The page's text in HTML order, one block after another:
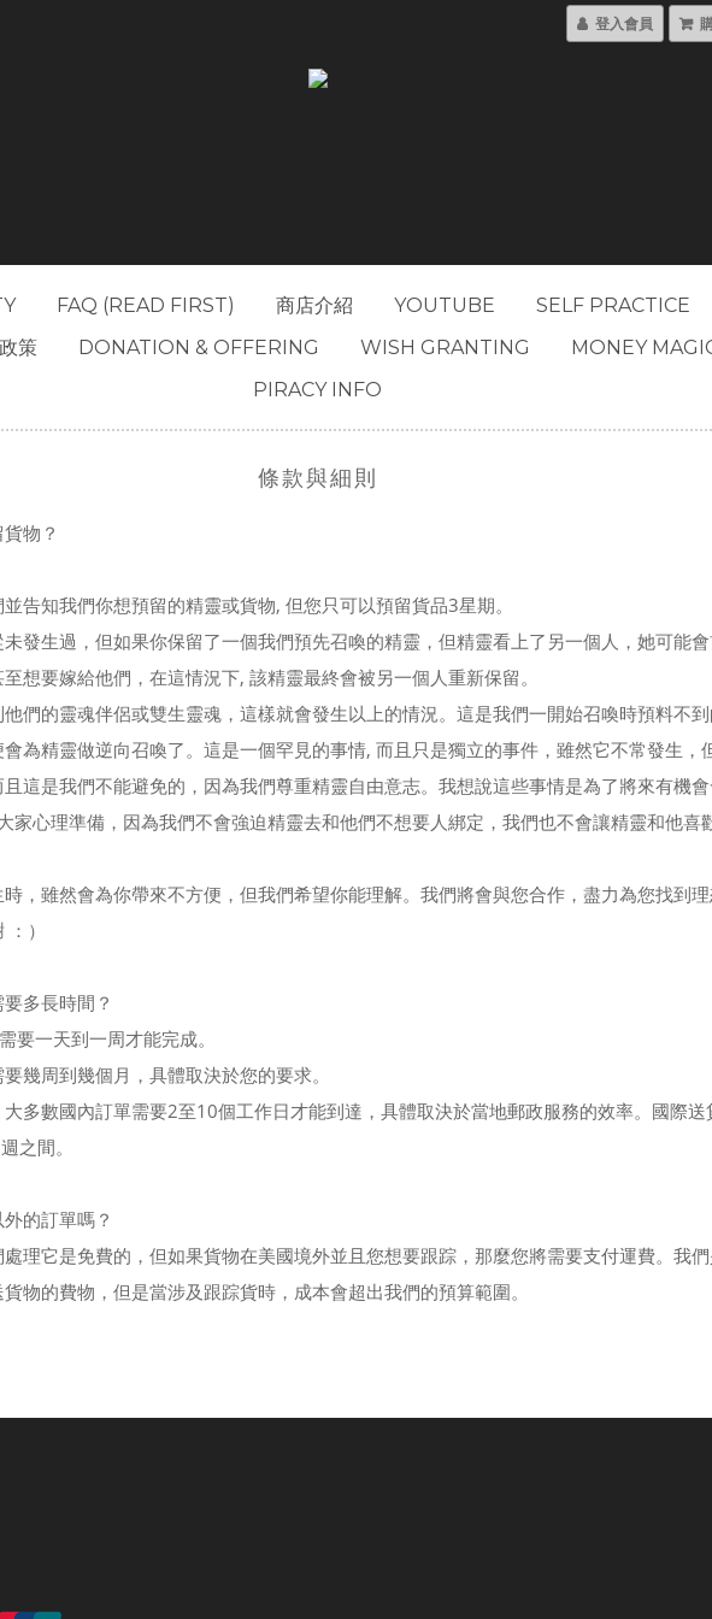
登入會員
FAQ (READ FIRST) 商店介紹 YOUTUBE SELF PRACTICE
策 DONATION & OFFERING WISH GRANTING MONEY
PIRACY INFO
條款與細則
物？
告知我們你想預留的精靈或貨物, 但您只可以預留貨品3星期。
發生過，但如果你保留了一個我們預先召喚的精靈，但精靈看上了另一個人，她可能
想要嫁給他們，在這情況下, 該精靈最終會被另一個人重新保留。
們的靈魂伴侶或雙生靈魂，這樣就會發生以上的情況。這是我們一開始召喚時預料不
為精靈做逆向召喚了。這是一個罕見的事情, 而且只是獨立的事件，雖然它不常發生，
這是我們不能避免的，因為我們尊重精靈自由意志。我想說這些事情是為了將來有機
家心理準備，因為我們不會強迫精靈去和他們不想要人綁定，我們也不會讓精靈和他喜
，雖然會為你帶來不方便，但我們希望你能理解。我們將會與您合作，盡力為您找到
）
多長時間？
要一天到一周才能完成。
幾周到幾個月，具體取決於您的要求。
多數國內訂單需要2至10個工作日才能到達，具體取決於當地郵政服務的效率。國際送
之間。
的訂單嗎？
理它是免費的，但如果貨物在美國境外並且您想要跟踪，那麼您將需要支付運費。我們
物的費物，但是當涉及跟踪貨時，成本會超出我們的預算範圍。